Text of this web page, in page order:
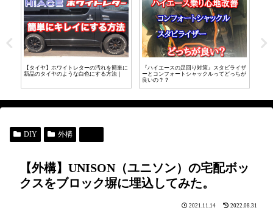
【ハイエース】車検対応UIvehicleロング
スライドレールをDIYで取付したので取付
【ハイエース】DIYで制振・断熱・防音施
工やったけど、驚くほど効果ありました。
DIY 外構
【外構】UNISON（ユニソン）の宅配ボッ
クスをブロック塀に埋込してみた。
2021.11.14 2022.08.31